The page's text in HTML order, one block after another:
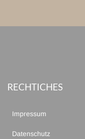
RECHTICHES
Impressum
Datenschutz